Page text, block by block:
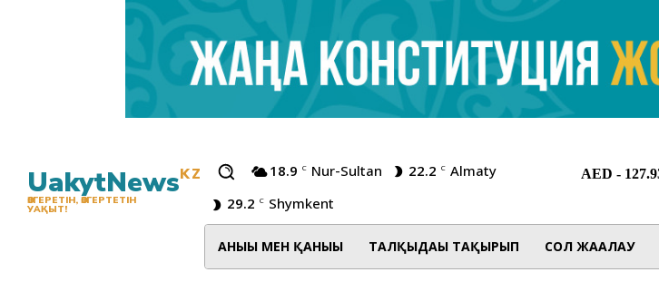
UakytNewsKZ
ӨЗГЕРЕТІН, ӨЗГЕРТЕТІН
УАҚЫТ!
18.9 C Nur-Sultan 22.2 C Almaty
29.2 C Shymkent
АНЫҒЫ МЕН ҚАНЫҒЫ ТАЛҚЫДАҒЫ ТАҚЫРЫП СОЛ ЖАҒАЛАУ